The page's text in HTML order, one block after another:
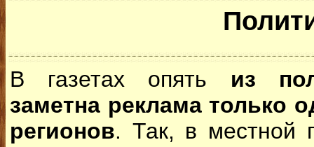
В газетах опять из
заметна реклама только
регионов. Так, в местной